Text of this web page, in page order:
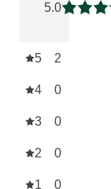
5.0
5 2
4 0
3 0
2 0
1 0